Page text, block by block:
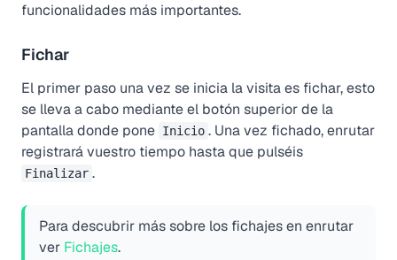
funcionalidades más importantes.
Fichar
El primer paso una vez se inicia la visita es fichar, esto
se lleva a cabo mediante el botón superior de la
pantalla donde pone Inicio . Una vez fichado, enrutar
registrará vuestro tiempo hasta que pulséis
Finalizar .
Para descubrir más sobre los fichajes en enrutar
ver Fichajes.